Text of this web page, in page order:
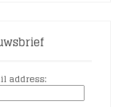
address: